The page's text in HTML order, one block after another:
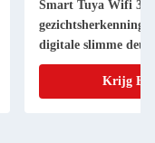
Smart Tuya Wifi 3D
gezichtsherkenning
digitale slimme deur
staaldoring
Krijg